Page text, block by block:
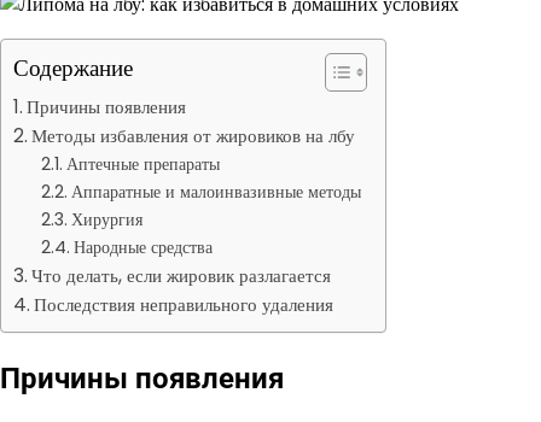
Содержание
Причины появления
Методы избавления от жировиков на лбу
Аптечные препараты
Аппаратные и малоинвазивные методы
Хирургия
Народные средства
Что делать, если жировик разлагается
Последствия неправильного удаления
Причины появления